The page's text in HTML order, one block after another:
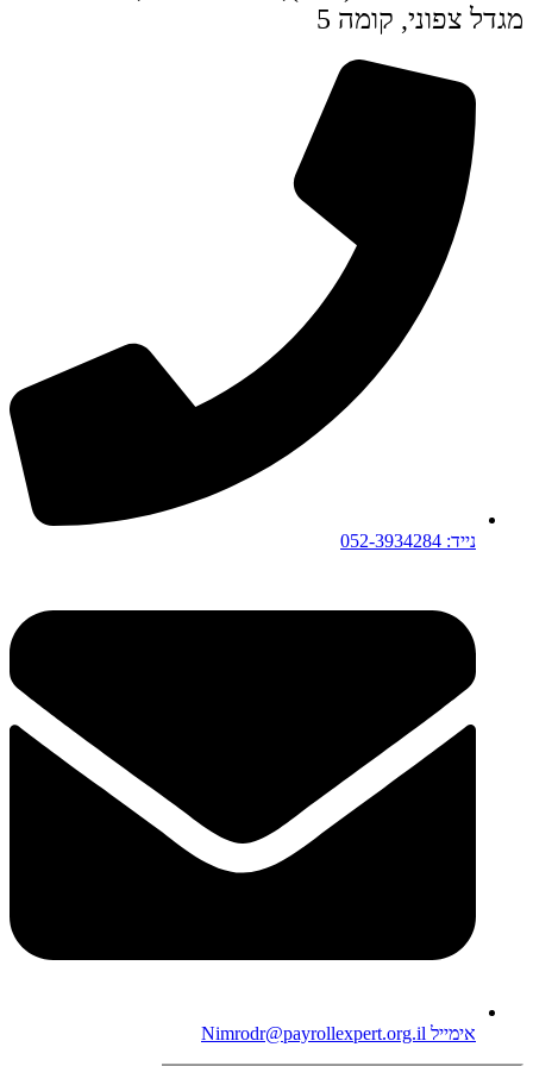
מגדל צפוני, קומה 5
נייד: 052-3934284
אימייל Nimrodr@payrollexpert.org.il